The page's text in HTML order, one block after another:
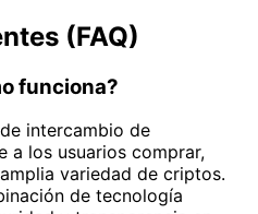
(FAQ)
funciona?
intercambio de
a los usuarios comprar,
variedad de criptos.
de tecnología